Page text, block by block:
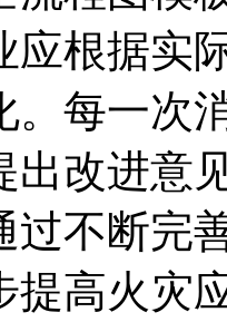
应根据实
。每一次
出改进意
过不断完
提高火灾